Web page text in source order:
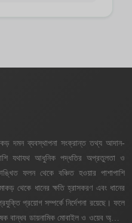
দমন ব্যবস্থাপনা সংক্রান্ত তথ্য আদান-
যথাযথ আধুনিক পদ্ধতির অপ্রতুলতা ও
ফলন থেকে বঞ্চিত হওয়ার পাশাপাশি
থেকে ধানের ক্ষতি হ্রাসকরণ এবং ধানের
প্রয়োগ সম্পর্কে নির্দেশনা রয়েছে। ফলে
বান্ধব ডায়নামিক মোবাইল ও ওয়েব অ্যাপস